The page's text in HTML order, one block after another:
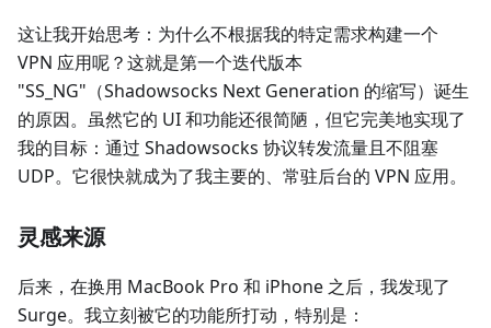
这让我开始思考：为什么不根据我的特定需求构建一个
VPN 应用呢？这就是第一个迭代版本
"SS_NG"（Shadowsocks Next Generation 的缩写）诞生
的原因。虽然它的 UI 和功能还很简陋，但它完美地实现了
我的目标：通过 Shadowsocks 协议转发流量且不阻塞
UDP。它很快就成为了我主要的、常驻后台的 VPN 应用。
灵感来源
后来，在换用 MacBook Pro 和 iPhone 之后，我发现了
Surge。我立刻被它的功能所打动，特别是：